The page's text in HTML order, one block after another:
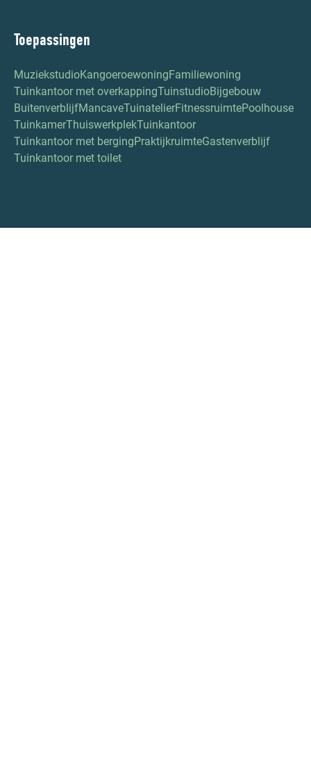
Toepassingen
MuziekstudioKangoeroewoningFamiliewoning
Tuinkantoor met overkappingTuinstudioBijgebouw
BuitenverblijfMancaveTuinatelierFitnessruimtePoolhouse
TuinkamerThuiswerkplekTuinkantoor
Tuinkantoor met bergingPraktijkruimteGastenverblijf
Tuinkantoor met toilet